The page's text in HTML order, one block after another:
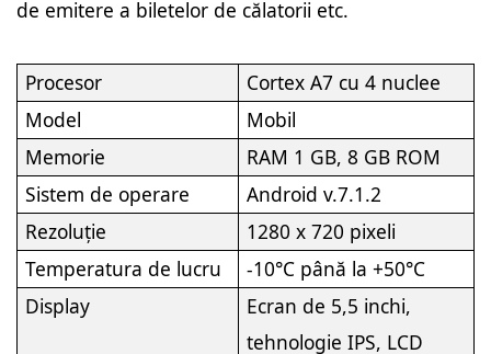
de emitere a biletelor de călatorii etc.
Procesor
Cortex A7 cu 4 nuclee
Model
Mobil
Memorie
RAM 1 GB, 8 GB ROM
Sistem de operare
Android v.7.1.2
Rezoluție
1280 х 720 pixeli
Temperatura de lucru
-10°C până la +50°C
Display
Ecran de 5,5 inchi,
tehnologie IPS, LCD